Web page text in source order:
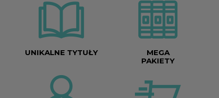
UNIKALNE TYTUŁY
MEGA
PAKIETY